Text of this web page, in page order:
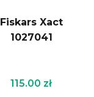
Fiskars Xact
1027041
115.00 zł